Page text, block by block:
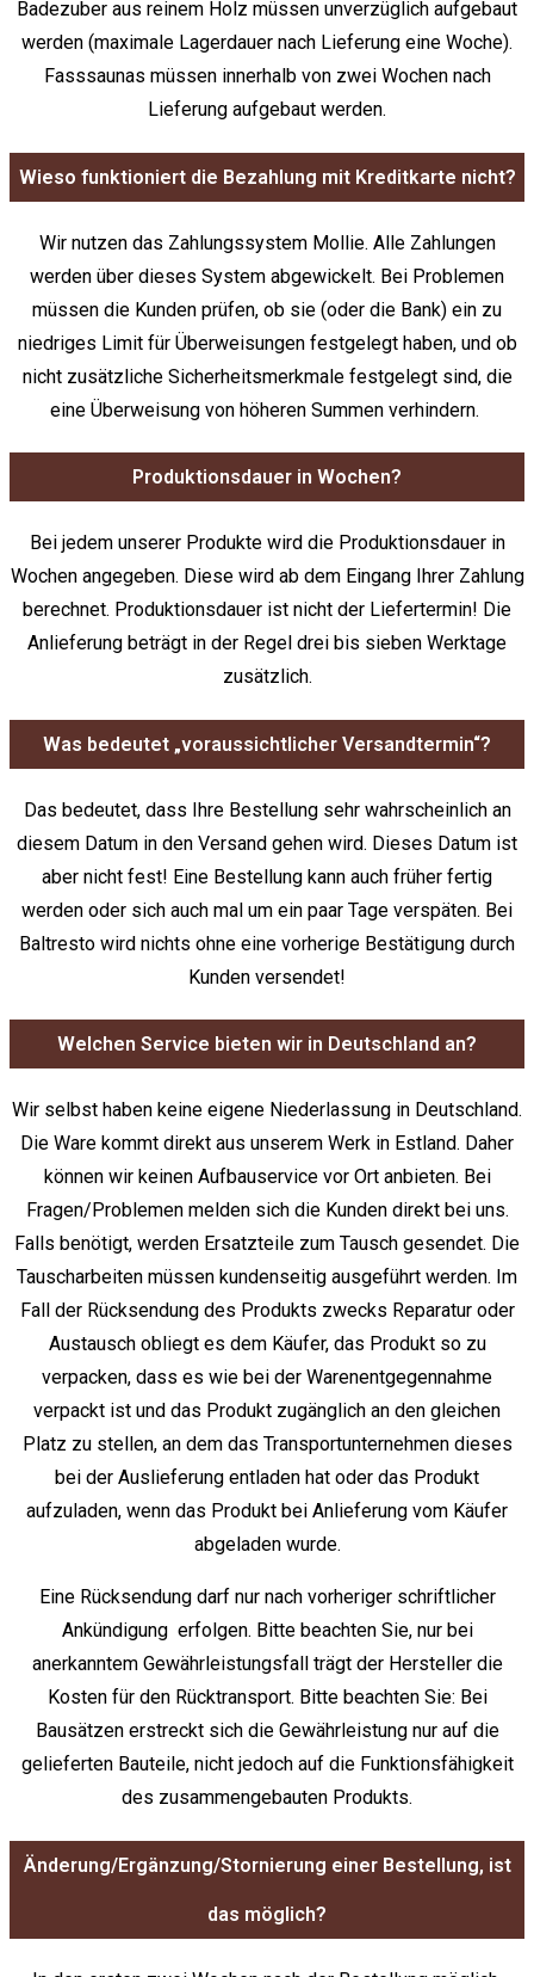
Badezuber aus reinem Holz müssen unverzüglich aufgebaut
werden (maximale Lagerdauer nach Lieferung eine Woche).
Fasssaunas müssen innerhalb von zwei Wochen nach
Lieferung aufgebaut werden.
Wieso funktioniert die Bezahlung mit Kreditkarte nicht?
Wir nutzen das Zahlungssystem Mollie. Alle Zahlungen
werden über dieses System abgewickelt. Bei Problemen
müssen die Kunden prüfen, ob sie (oder die Bank) ein zu
niedriges Limit für Überweisungen festgelegt haben, und ob
nicht zusätzliche Sicherheitsmerkmale festgelegt sind, die
eine Überweisung von höheren Summen verhindern.
Produktionsdauer in Wochen?
Bei jedem unserer Produkte wird die Produktionsdauer in
Wochen angegeben. Diese wird ab dem Eingang Ihrer Zahlung
berechnet. Produktionsdauer ist nicht der Liefertermin! Die
Anlieferung beträgt in der Regel drei bis sieben Werktage
zusätzlich.
Was bedeutet „voraussichtlicher Versandtermin“?
Das bedeutet, dass Ihre Bestellung sehr wahrscheinlich an
diesem Datum in den Versand gehen wird. Dieses Datum ist
aber nicht fest! Eine Bestellung kann auch früher fertig
werden oder sich auch mal um ein paar Tage verspäten. Bei
Baltresto wird nichts ohne eine vorherige Bestätigung durch
Kunden versendet!
Welchen Service bieten wir in Deutschland an?
Wir selbst haben keine eigene Niederlassung in Deutschland.
Die Ware kommt direkt aus unserem Werk in Estland. Daher
können wir keinen Aufbauservice vor Ort anbieten. Bei
Fragen/Problemen melden sich die Kunden direkt bei uns.
Falls benötigt, werden Ersatzteile zum Tausch gesendet. Die
Tauscharbeiten müssen kundenseitig ausgeführt werden. Im
Fall der Rücksendung des Produkts zwecks Reparatur oder
Austausch obliegt es dem Käufer, das Produkt so zu
verpacken, dass es wie bei der Warenentgegennahme
verpackt ist und das Produkt zugänglich an den gleichen
Platz zu stellen, an dem das Transportunternehmen dieses
bei der Auslieferung entladen hat oder das Produkt
aufzuladen, wenn das Produkt bei Anlieferung vom Käufer
abgeladen wurde.
Eine Rücksendung darf nur nach vorheriger schriftlicher
Ankündigung erfolgen. Bitte beachten Sie, nur bei
anerkanntem Gewährleistungsfall trägt der Hersteller die
Kosten für den Rücktransport. Bitte beachten Sie: Bei
Bausätzen erstreckt sich die Gewährleistung nur auf die
gelieferten Bauteile, nicht jedoch auf die Funktionsfähigkeit
des zusammengebauten Produkts.
Änderung/Ergänzung/Stornierung einer Bestellung, ist
das möglich?